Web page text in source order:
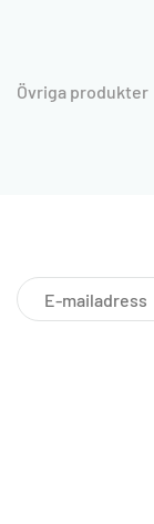
Övriga produkter